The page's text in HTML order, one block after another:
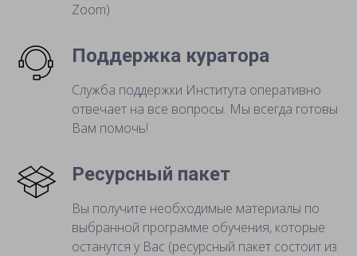
Zoom)
Поддержка куратора
Служба поддержки Института оперативно
отвечает на все вопросы. Мы всегда готовы
Вам помочь!
Ресурсный пакет
Вы получите необходимые материалы по
выбранной программе обучения, которые
останутся у Вас (ресурсный пакет состоит из